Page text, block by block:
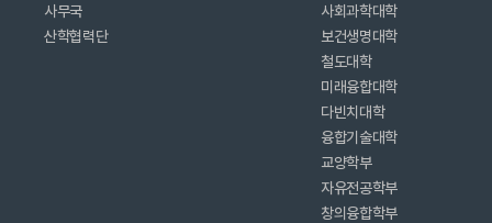
사무국
산학협력단
사회과학대학
보건생명대학
철도대학
미래융합대학
다빈치대학
융합기술대학
교양학부
자유전공학부
창의융합학부